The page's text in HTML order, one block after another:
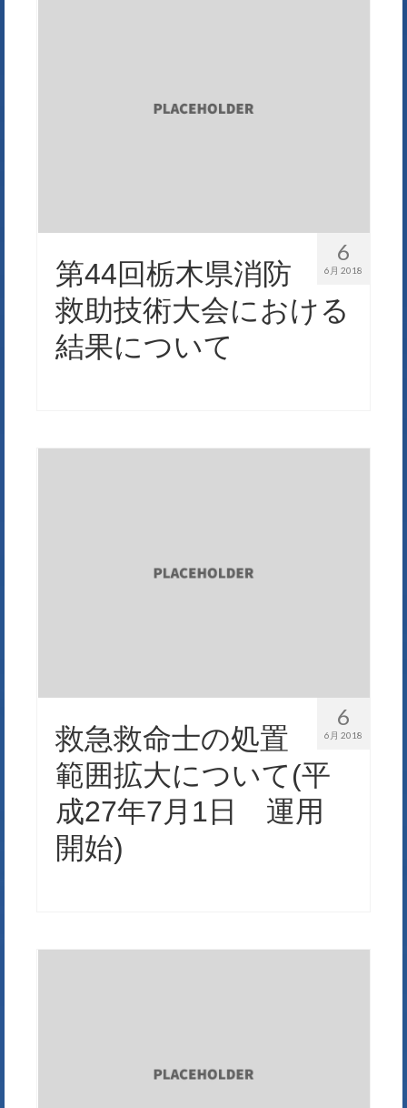
6
6月 2018
第44回栃木県消防
救助技術大会における
結果について
6
6月 2018
救急救命士の処置
範囲拡大について(平
成27年7月1日 運用
開始)